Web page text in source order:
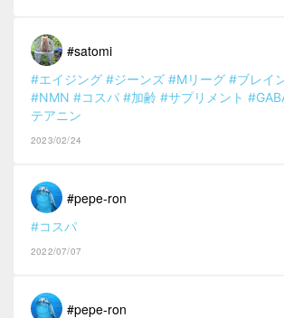
#satomi
#エイジング #ジーンズ #Mリーグ #ブレイ
#NMN #コスパ #加齢 #サプリメント
テアニン
2023/02/24
#pepe-ron
#コスパ
2022/07/07
#pepe-ron